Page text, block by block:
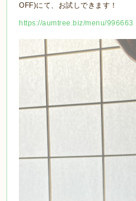
OFF)にて、お試しできます！
https://aumtree.biz/menu/996663